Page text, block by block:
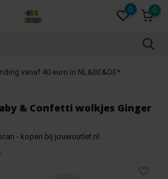
0 0
vanaf 40 euro in NL&BE&DE*
& Confetti wolkjes Ginger
- kopen bij jouwoutlet.nl